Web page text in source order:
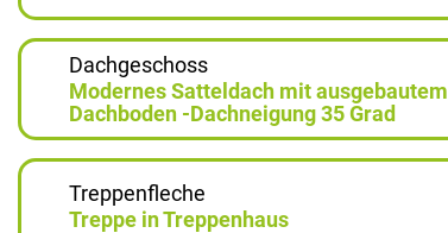
Dachgeschoss
Modernes Satteldach mit ausgebautem
Dachboden -Dachneigung 35 Grad
Treppenfleche
Treppe in Treppenhaus